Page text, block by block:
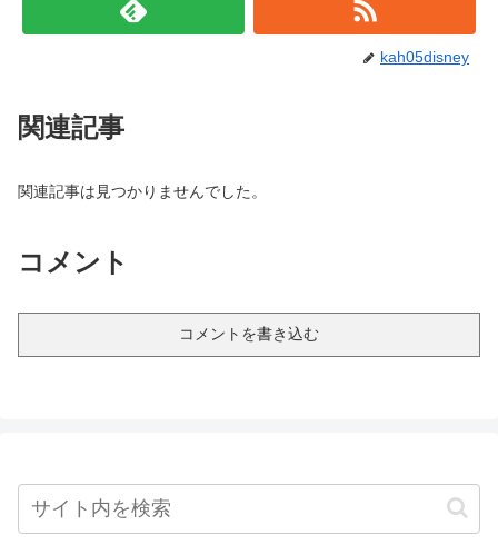
kah05disney
関連記事
関連記事は見つかりませんでした。
コメント
コメントを書き込む